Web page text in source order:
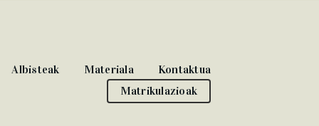
Albisteak Materiala
Kontaktua
Matrikulazioak